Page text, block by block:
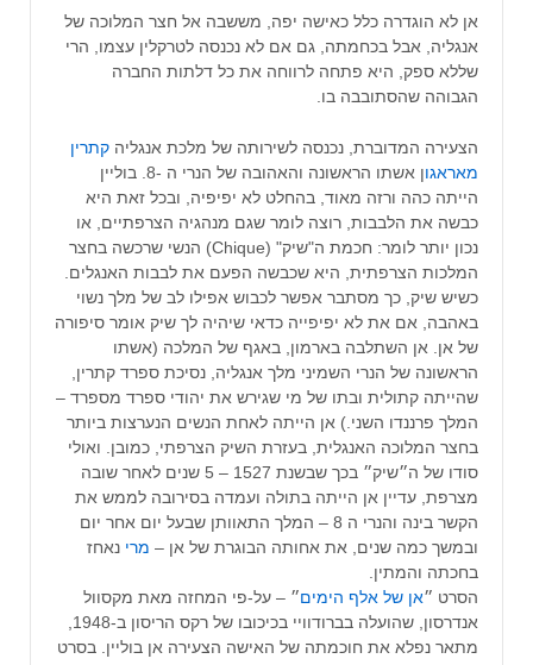
אן לא הוגדרה כלל כאישה יפה, מששבה אל חצר המלוכה של
אנגליה, אבל בכחמתה, גם אם לא נכנסה לטרקלין עצמו, הרי
שללא ספק, היא פתחה לרווחה את כל דלתות החברה
הגבוהה שהסתובבה בו.
הצעירה המדוברת, נכנסה לשירותה של מלכת אנגליה קתרין
מאראגו
ן אשתו הראשונה והאהובה של הנרי ה -8. בוליין
הייתה כהה ורזה מאוד, בהחלט לא יפיפיה, ובכל זאת היא
כבשה את הלבבות, רוצה לומר שגם מנהגיה הצרפתיים, או
נכון יותר לומר: חכמת ה"שיק" (Chique) הנשי שרכשה בחצר
המלכות הצרפתית, היא שכבשה הפעם את לבבות האנגלים.
כשיש שיק, כך מסתבר אפשר לכבוש אפילו לב של מלך נשוי
באהבה, אם את לא יפיפייה כדאי שיהיה לך שיק אומר סיפורה
של אן. אן השתלבה בארמון, באגף של המלכה (אשתו
הראשונה של הנרי השמיני מלך אנגליה, נסיכת ספרד קתרין,
שהייתה קתולית ובתו של מי שגירש את יהודי ספרד מספרד –
המלך פרננדו השני.) אן הייתה לאחת הנשים הנערצות ביותר
בחצר המלוכה האנגלית, בעזרת השיק הצרפתי, כמובן. ואולי
סודו של ה״שיק״ בכך שבשנת 1527 – 5 שנים לאחר שובה
מצרפת, עדיין אן הייתה בתולה ועמדה בסירובה לממש את
הקשר בינה והנרי ה 8 – המלך התאוותן שבעל יום אחר יום
ובמשך כמה שנים, את אחותה הבוגרת של אן – מרי נאחז
בחכתה והמתין.
הסרט ״אן של אלף הימים״ – על-פי המחזה מאת מקסוול
אנדרסון, שהועלה בברודוויי בכיכובו של רקס הריסון ב-1948,
מתאר נפלא את חוכמתה של האישה הצעירה אן בוליין. בסרט